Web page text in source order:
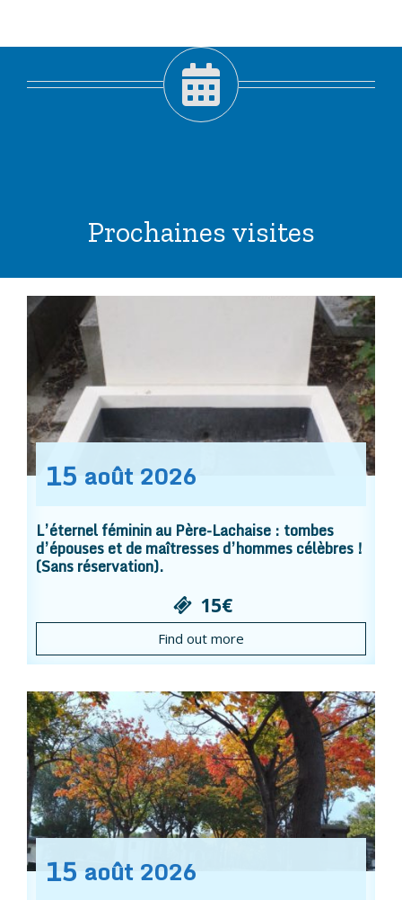
Prochaines visites
15 août 2026
L’éternel féminin au Père-Lachaise : tombes
d’épouses et de maîtresses d’hommes célèbres !
(Sans réservation).
15€
Find out more
15 août 2026